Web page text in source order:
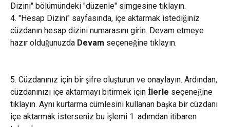
Dizini" bölümündeki "düzenle" simgesine tıklayın.
4. "Hesap Dizini" sayfasında, içe aktarmak istediğiniz
cüzdanın hesap dizini numarasını girin. Devam etmeye
hazır olduğunuzda Devam seçeneğine tıklayın.
5. Cüzdanınız için bir şifre oluşturun ve onaylayın. Ardından,
cüzdanınızı içe aktarmayı bitirmek için İlerle seçeneğine
tıklayın. Aynı kurtarma cümlesini kullanan başka bir cüzdanı
içe aktarmak isterseniz bu işlemi 1. adımdan itibaren